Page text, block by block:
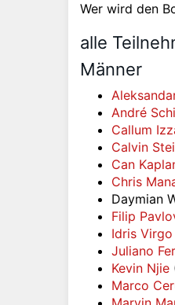
Wer wird den
alle
Männer
André
Callum
Calvin
Can
Chris
Daymian
Filip
Idris Virgo
Juliano
Kevin Njie
Marco